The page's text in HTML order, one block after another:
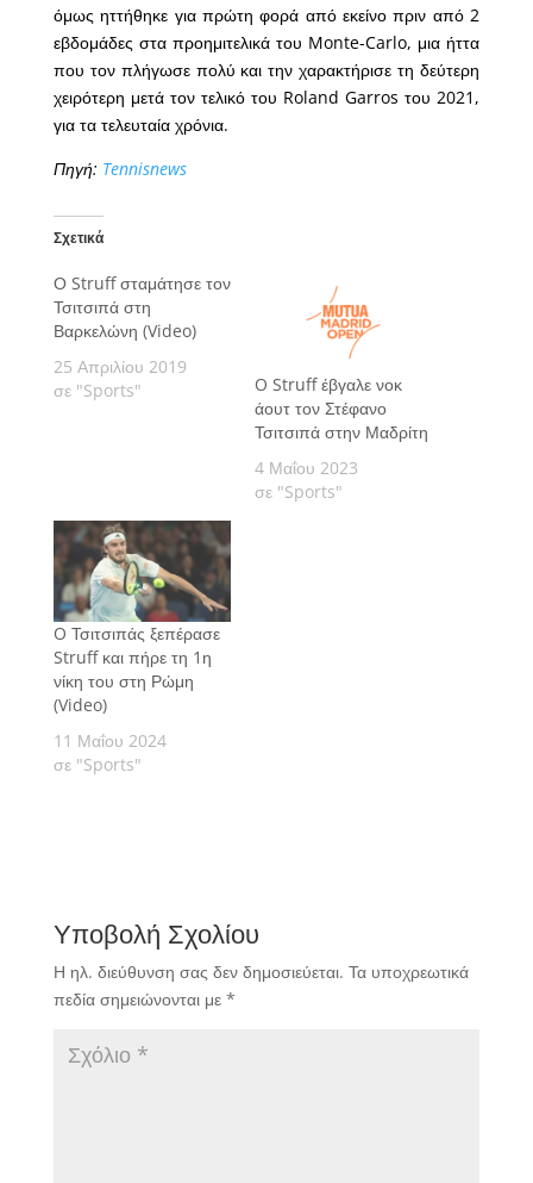
όμως ηττήθηκε για πρώτη φορά από εκείνο πριν από 2
εβδομάδες στα προημιτελικά του Monte-Carlo, μια ήττα
που τον πλήγωσε πολύ και την χαρακτήρισε τη δεύτερη
χειρότερη μετά τον τελικό του Roland Garros του 2021,
για τα τελευταία χρόνια.
Πηγή: Tennisnews
Σχετικά
Ο Struff σταμάτησε τον
Τσιτσιπά στη
Βαρκελώνη (Video)
25 Απριλίου 2019
σε "Sports"
O Struff έβγαλε νοκ
άουτ τον Στέφανο
Τσιτσιπά στην Μαδρίτη
4 Μαΐου 2023
σε "Sports"
O Τσιτσιπάς ξεπέρασε
Struff και πήρε τη 1η
νίκη του στη Ρώμη
(Video)
11 Μαΐου 2024
σε "Sports"
Υποβολή Σχολίου
Η ηλ. διεύθυνση σας δεν δημοσιεύεται. Τα υποχρεωτικά
πεδία σημειώνονται με *